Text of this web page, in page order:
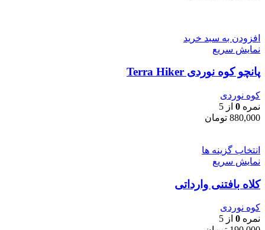
افزودن به سبد خرید
نمایش سریع
پانچو کوه نوردی Terra Hiker
کوه نوردی
نمره 0 از 5
880,000 تومان
انتخاب گزینه ها
نمایش سریع
کلاه بافتنی وارداتی
کوه نوردی
نمره 0 از 5